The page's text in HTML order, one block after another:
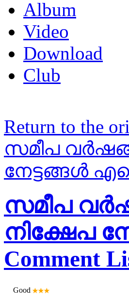
Album
Video
Download
Club
Return to the
സമീപ
നേട്ടങ്ങൾ
സമീപ
നിക്ഷേപ
Comment
Good